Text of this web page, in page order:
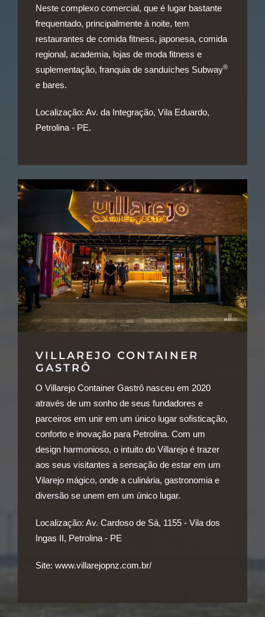
Neste complexo comercial, que é lugar bastante
frequentado, principalmente à noite, tem
restaurantes de comida fitness, japonesa, comida
regional, academia, lojas de moda fitness e
suplementação, franquia de sanduíches Subway®
e bares.
Localização: Av. da Integração, Vila Eduardo,
Petrolina - PE.
VILLAREJO CONTAINER
GASTRÔ
O Villarejo Container Gastrô nasceu em 2020
através de um sonho de seus fundadores e
parceiros em unir em um único lugar sofisticação,
conforto e inovação para Petrolina. Com um
design harmonioso, o intuito do Villarejo é trazer
aos seus visitantes a sensação de estar em um
Vilarejo mágico, onde a culinária, gastronomia e
diversão se unem em um único lugar.
Localização: Av. Cardoso de Sá, 1155 - Vila dos
Ingas II, Petrolina - PE
Site: www.villarejopnz.com.br/